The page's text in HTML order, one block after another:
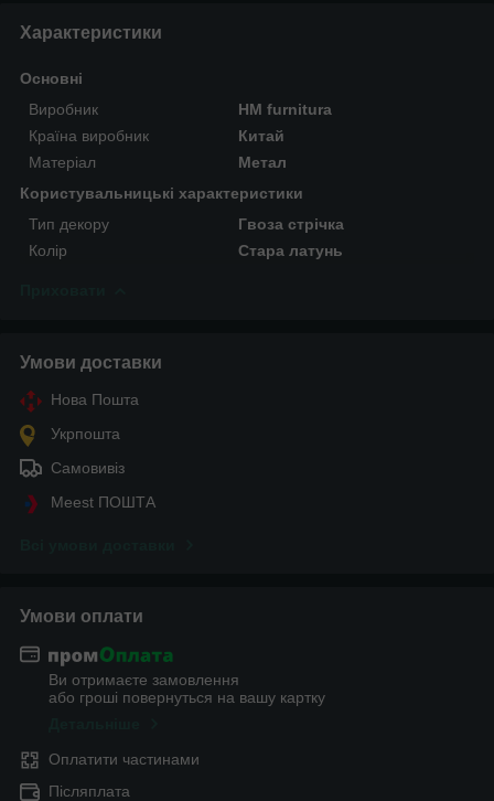
Характеристики
Основні
Виробник
HM furnitura
Країна виробник
Китай
Матеріал
Метал
Користувальницькі характеристики
Тип декору
Гвоза стрічка
Колір
Стара латунь
Умови доставки
Нова Пошта
Укрпошта
Самовивіз
Meest ПОШТА
Умови оплати
Ви отримаєте замовлення
або гроші повернуться на вашу картку
Оплатити частинами
Післяплата